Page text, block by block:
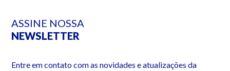
ASSINE NOSSA
NEWSLETTER
Entre em contato com as novidades e atualizações da